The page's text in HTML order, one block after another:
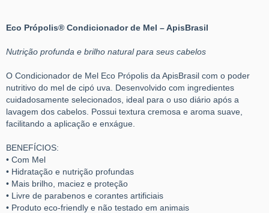
Eco Própolis® Condicionador de Mel – ApisBrasil
Nutrição profunda e brilho natural para seus cabelos
O Condicionador de Mel Eco Própolis da ApisBrasil com o poder
nutritivo do mel de cipó uva. Desenvolvido com ingredientes
cuidadosamente selecionados, ideal para o uso diário após a
lavagem dos cabelos. Possui textura cremosa e aroma suave,
facilitando a aplicação e enxágue.
BENEFÍCIOS:
• Com Mel
• Hidratação e nutrição profundas
• Mais brilho, maciez e proteção
• Livre de parabenos e corantes artificiais
• Produto eco-friendly e não testado em animais